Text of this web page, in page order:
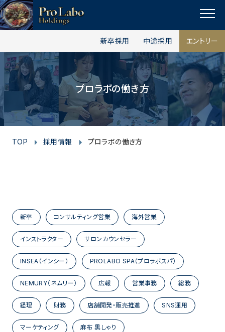
MENU
新卒採用 中途採用 エントリー
プロラボの働き方
TOP 採用情報 プロラボの働き方
新卒 コンサルティング営業 海外営業
インストラクター サロンカウンセラー
INSEA（インシー） PROLABO SPA（プロラボスパ）
NEMURY（ネムリー） 広報 営業事務 総務
経理 財務 店舗開発・販売推進 SNS運用
マーケティング 麻布 黒しゃり
p
a
g
o
p
s
t
a
g
r
a
m
c
e
b
o
o
k
i
t
t
e
r
u
t
u
b